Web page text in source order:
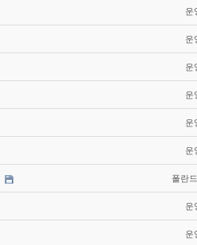
운
운
운
운
운
운
폴란
운
운